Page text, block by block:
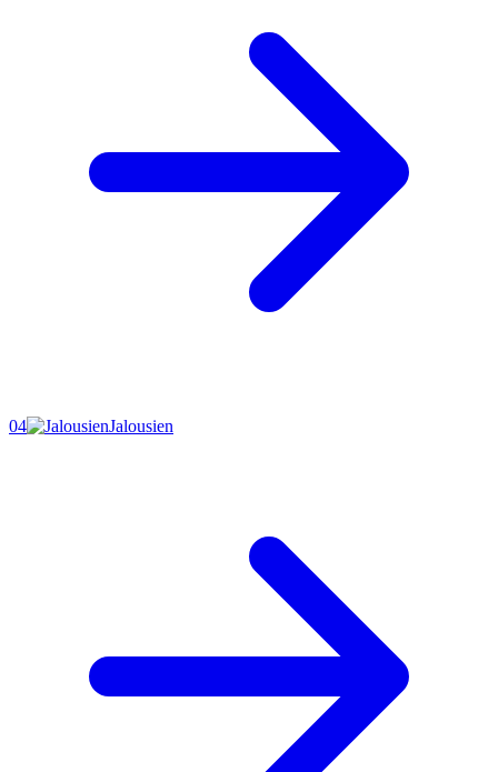
04 Jalousien